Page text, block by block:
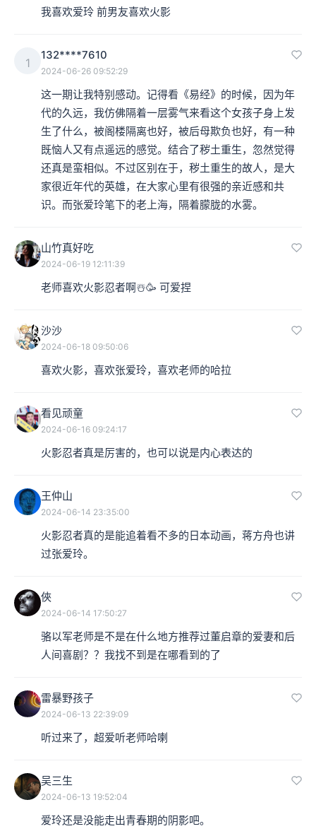
我喜欢爱玲 前男友喜欢火影
1
132****7610
2024-06-26 09:52:29
这一期让我特别感动。记得看《易经》的时候，因为年
代的久远，我仿佛隔着一层雾气来看这个女孩子身上发
生了什么，被阁楼隔离也好，被后母欺负也好，有一种
既恼人又有点遥远的感觉。结合了秽土重生，忽然觉得
还真是蛮相似。不过区别在于，秽土重生的故人，是大
家很近年代的英雄，在大家心里有很强的亲近感和共
识。而张爱玲笔下的老上海，隔着朦胧的水雾。
山竹真好吃
2024-06-19 12:11:39
老师喜欢火影忍者啊☃️🥳 可爱捏
沙沙
2024-06-18 09:50:06
喜欢火影，喜欢张爱玲，喜欢老师的哈拉
看见顽童
2024-06-16 09:24:17
火影忍者真是厉害的，也可以说是内心表达的
王仲山
2024-06-14 23:35:00
火影忍者真的是能追着看不多的日本动画，蒋方舟也讲
过张爱玲。
俠
2024-06-14 17:50:27
骆以军老师是不是在什么地方推荐过董启章的爱妻和后
人间喜剧？？我找不到是在哪看到的了
雷暴野孩子
2024-06-13 22:39:09
听过来了，超爱听老师哈喇
吴三生
2024-06-13 19:52:04
爱玲还是没能走出青春期的阴影吧。